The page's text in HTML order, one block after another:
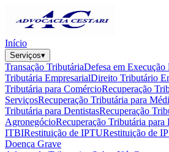
Início
Serviços▾
Transação TributáriaDefesa em Execução
Tributária EmpresarialDireito Tributário
Tributária para ComércioRecuperação
ServiçosRecuperação Tributária para
Tributária para DentistasRecuperação
AgronegócioRecuperação Tributária para
ITBIRestituição de IPTURestituição de
Doença Grave